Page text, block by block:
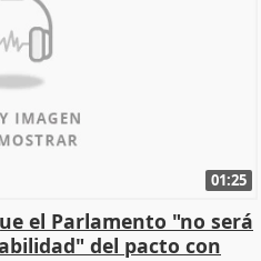
01:25
el Parlamento "no será
del pacto con